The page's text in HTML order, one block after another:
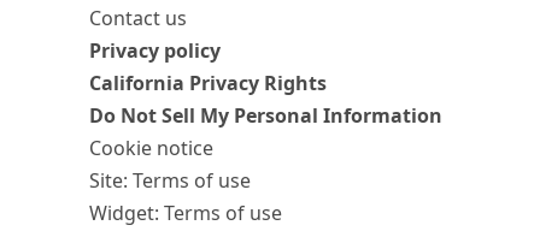
Contact us
Privacy policy
California Privacy Rights
Do Not Sell My Personal Information
Cookie notice
Site: Terms of use
Widget: Terms of use